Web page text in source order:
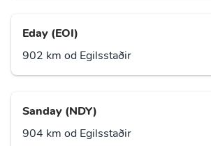
Eday (EOI)
902 km od Egilsstaðir
Sanday (NDY)
904 km od Egilsstaðir